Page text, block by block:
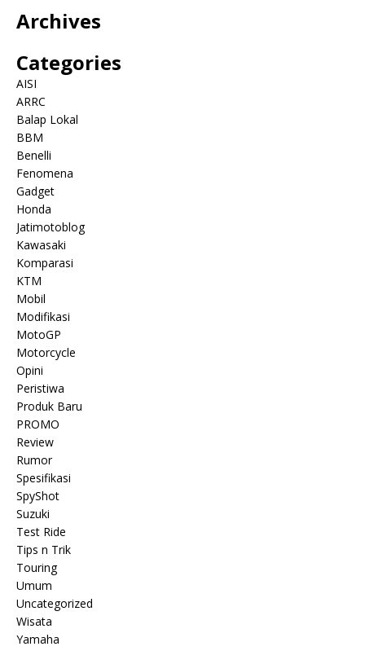
Archives
Categories
AISI
ARRC
Balap Lokal
BBM
Benelli
Fenomena
Gadget
Honda
Jatimotoblog
Kawasaki
Komparasi
KTM
Mobil
Modifikasi
MotoGP
Motorcycle
Opini
Peristiwa
Produk Baru
PROMO
Review
Rumor
Spesifikasi
SpyShot
Suzuki
Test Ride
Tips n Trik
Touring
Umum
Uncategorized
Wisata
Yamaha